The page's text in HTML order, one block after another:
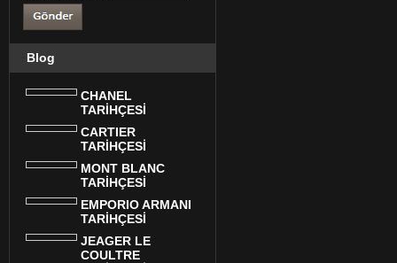
Blog
CHANEL
TARİHÇESİ
CARTIER
TARİHÇESİ
MONT BLANC
TARİHÇESİ
EMPORIO ARMANI
TARİHÇESİ
JEAGER LE
COULTRE